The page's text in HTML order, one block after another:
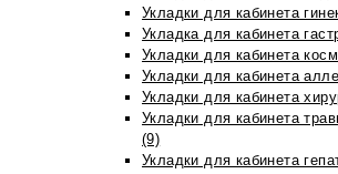
Укладки для кабинета
Укладка для кабинета
Укладки для кабинета
Укладки для кабинета
Укладки для кабинета
Укладки для кабинета
(9)
Укладки для кабинета